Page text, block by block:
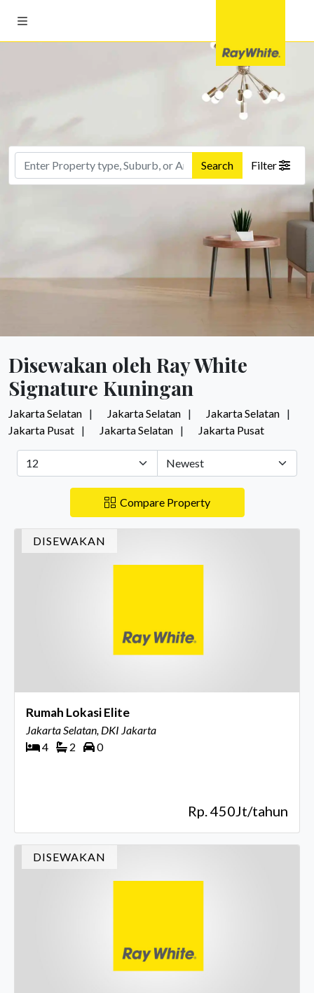
Search Filter
Disewakan oleh Ray White
Signature Kuningan
Jakarta Selatan Jakarta Selatan
Jakarta Selatan
Jakarta Pusat
Jakarta Selatan Jakarta Pusat
Compare Property
DISEWAKAN
Rumah Lokasi Elite
Jakarta Selatan, DKI Jakarta
4
2 0
Rp. 450Jt/tahun
DISEWAKAN